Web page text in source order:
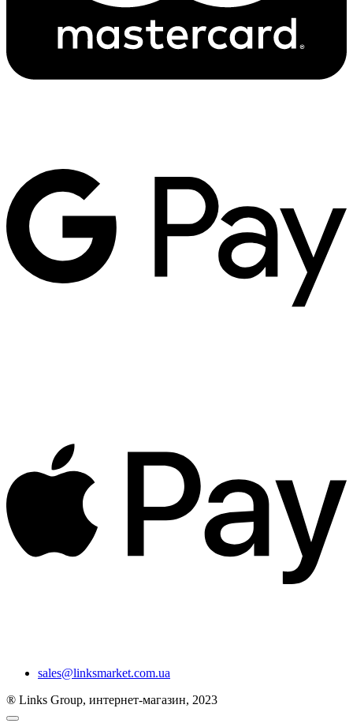
sales@linksmarket.com.ua
® Links Group, интернет-магазин, 2023